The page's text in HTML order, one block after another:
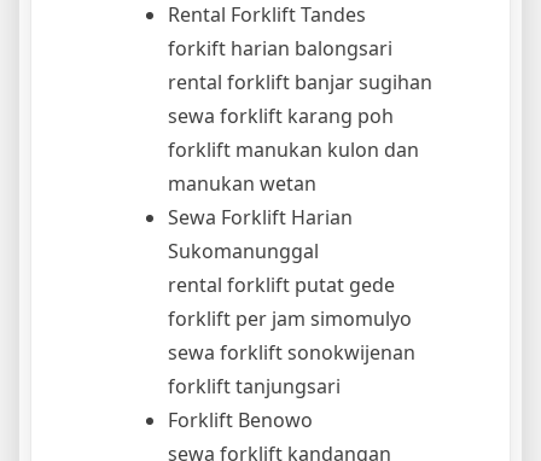
Rental Forklift Tandes
forkift harian balongsari
rental forklift banjar sugihan
sewa forklift karang poh
forklift manukan kulon dan
manukan wetan
Sewa Forklift Harian
Sukomanunggal
rental forklift putat gede
forklift per jam simomulyo
sewa forklift sonokwijenan
forklift tanjungsari
Forklift Benowo
sewa forklift kandangan